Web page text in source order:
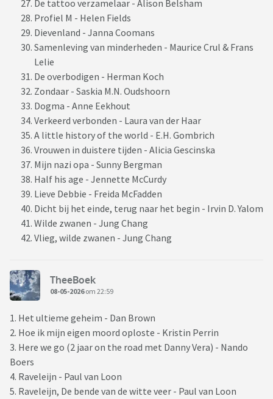
De tattoo verzamelaar - Alison Belsham
Profiel M - Helen Fields
Dievenland - Janna Coomans
Samenleving van minderheden - Maurice Crul & Frans
Lelie
De overbodigen - Herman Koch
Zondaar - Saskia M.N. Oudshoorn
Dogma - Anne Eekhout
Verkeerd verbonden - Laura van der Haar
A little history of the world - E.H. Gombrich
Vrouwen in duistere tijden - Alicia Gescinska
Mijn nazi opa - Sunny Bergman
Half his age - Jennette McCurdy
Lieve Debbie - Freida McFadden
Dicht bij het einde, terug naar het begin - Irvin D. Yalom
Wilde zwanen - Jung Chang
Vlieg, wilde zwanen - Jung Chang
TheeBoek
08-05-2026om 22:59
1. Het ultieme geheim - Dan Brown
2. Hoe ik mijn eigen moord oploste - Kristin Perrin
3. Here we go (2 jaar on the road met Danny Vera) - Nando
Boers
4. Raveleijn - Paul van Loon
5. Raveleijn, De bende van de witte veer - Paul van Loon